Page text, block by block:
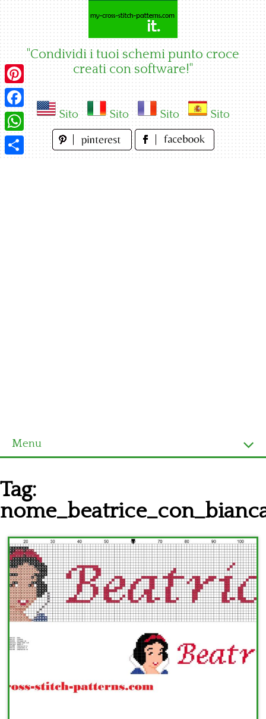
"Condividi i tuoi schemi punto croce
creati con software!"
Sito Sito Sito Sito
Menu
Ultimi schemi
Alfabeto
Bambini
Disney
Thun
Tag:
Pinterest
Facebook
WhatsApp